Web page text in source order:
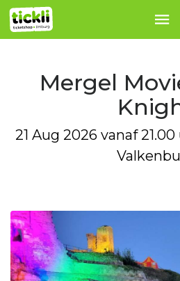
Mergel
21 Aug 2026 vanaf